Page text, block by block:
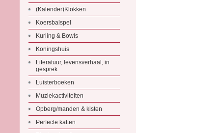
(Kalender)Klokken
Koersbalspel
Kurling & Bowls
Koningshuis
Literatuur, levensverhaal, in
gesprek
Luisterboeken
Muziekactiviteiten
Opberg/manden & kisten
Perfecte katten